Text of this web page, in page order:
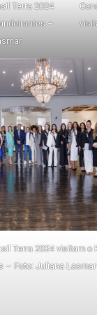
Terra 2024
–
Terra 2024 visitam o
– Foto: Juliana Lasmar